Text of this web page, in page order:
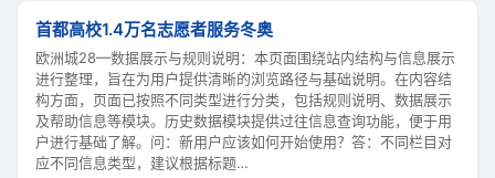
首都高校1.4万名志愿者服务冬奥
欧洲城28—数据展示与规则说明：本页面围绕站内结构与信息展示
进行整理，旨在为用户提供清晰的浏览路径与基础说明。在内容结
构方面，页面已按照不同类型进行分类，包括规则说明、数据展示
及帮助信息等模块。历史数据模块提供过往信息查询功能，便于用
户进行基础了解。问：新用户应该如何开始使用？答：不同栏目对
应不同信息类型，建议根据标题…